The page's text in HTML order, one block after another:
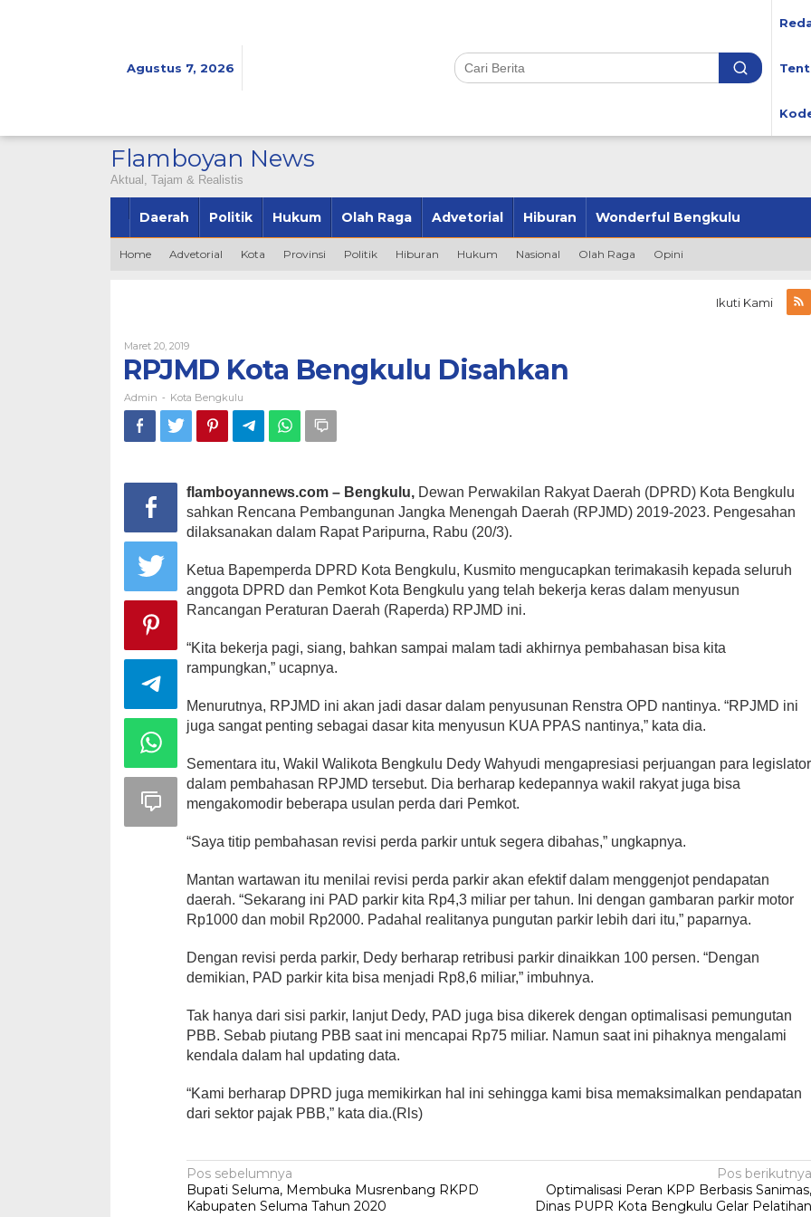
Agustus 7, 2026
Flamboyan News
Aktual, Tajam & Realistis
Daerah Politik Hukum Olah Raga Advetorial Hiburan Wonderful Bengkulu
Home Advetorial Kota Provinsi Politik Hiburan Hukum Nasional Olah Raga Opini
Ikuti Kami
Maret 20, 2019Oleh
Admin
RPJMD Kota Bengkulu Disahkan
Admin - Kota Bengkulu
flamboyannews.com – Bengkulu, Dewan Perwakilan Rakyat Daerah (DPRD) Kota Bengkulu
sahkan Rencana Pembangunan Jangka Menengah Daerah (RPJMD) 2019-2023. Pengesahan
dilaksanakan dalam Rapat Paripurna, Rabu (20/3).
Ketua Bapemperda DPRD Kota Bengkulu, Kusmito mengucapkan terimakasih kepada seluruh
anggota DPRD dan Pemkot Kota Bengkulu yang telah bekerja keras dalam menyusun
Rancangan Peraturan Daerah (Raperda) RPJMD ini.
“Kita bekerja pagi, siang, bahkan sampai malam tadi akhirnya pembahasan bisa kita
rampungkan,” ucapnya.
Menurutnya, RPJMD ini akan jadi dasar dalam penyusunan Renstra OPD nantinya. “RPJMD ini
juga sangat penting sebagai dasar kita menyusun KUA PPAS nantinya,” kata dia.
Sementara itu, Wakil Walikota Bengkulu Dedy Wahyudi mengapresiasi perjuangan para legislator
dalam pembahasan RPJMD tersebut. Dia berharap kedepannya wakil rakyat juga bisa
mengakomodir beberapa usulan perda dari Pemkot.
“Saya titip pembahasan revisi perda parkir untuk segera dibahas,” ungkapnya.
Mantan wartawan itu menilai revisi perda parkir akan efektif dalam menggenjot pendapatan
daerah. “Sekarang ini PAD parkir kita Rp4,3 miliar per tahun. Ini dengan gambaran parkir motor
Rp1000 dan mobil Rp2000. Padahal realitanya pungutan parkir lebih dari itu,” paparnya.
Dengan revisi perda parkir, Dedy berharap retribusi parkir dinaikkan 100 persen. “Dengan
demikian, PAD parkir kita bisa menjadi Rp8,6 miliar,” imbuhnya.
Tak hanya dari sisi parkir, lanjut Dedy, PAD juga bisa dikerek dengan optimalisasi pemungutan
PBB. Sebab piutang PBB saat ini mencapai Rp75 miliar. Namun saat ini pihaknya mengalami
kendala dalam hal updating data.
“Kami berharap DPRD juga memikirkan hal ini sehingga kami bisa memaksimalkan pendapatan
dari sektor pajak PBB,” kata dia.(Rls)
Navigasi
pos
Pos sebelumnya
Bupati Seluma, Membuka Musrenbang RKPD
Kabupaten Seluma Tahun 2020
Pos berikutnya
Optimalisasi Peran KPP Berbasis Sanimas,
Dinas PUPR Kota Bengkulu Gelar Pelatihan